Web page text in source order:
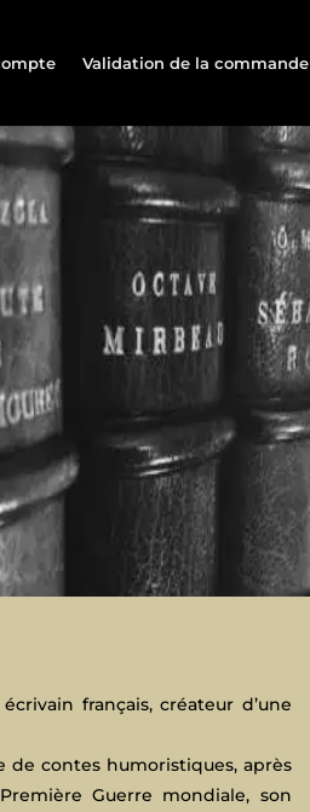
Validation de la commande
français, créateur d’une
de contes humoristiques, après
Guerre mondiale, son